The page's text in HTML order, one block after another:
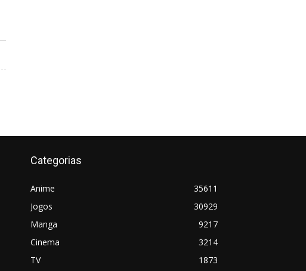
Categorias
Anime
35611
Jogos
30929
Manga
9217
Cinema
3214
TV
1873